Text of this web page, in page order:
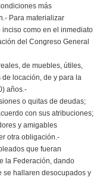
más
Para materializar
como en el inmediato
del Congreso General
de muebles, útiles,
locación, de y para la
años.-
o quitas de deudas;
con sus atribuciones;
y amigables
otra obligación.-
que fueran
la Federación, dando
se hallaren desocupados y